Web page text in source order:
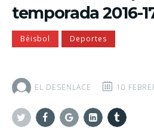
temporada 2016-
Béisbol Deportes
EL DESENLACE 10